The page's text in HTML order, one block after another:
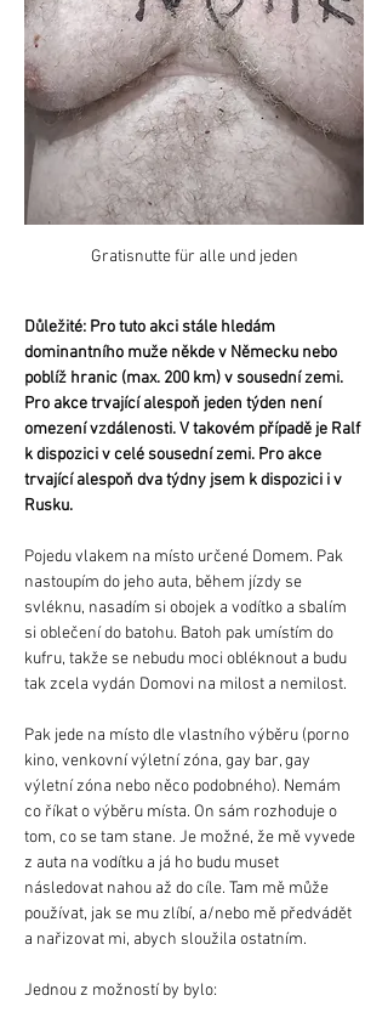
Gratisnutte für alle und jeden
Důležité: Pro tuto akci stále hledám
dominantního muže někde v Německu nebo
poblíž hranic (max. 200 km) v sousední zemi.
Pro akce trvající alespoň jeden týden není
omezení vzdálenosti. V takovém případě je Ralf
k dispozici v celé sousední zemi. Pro akce
trvající alespoň dva týdny jsem k dispozici i v
Rusku.
Pojedu vlakem na místo určené Domem. Pak
nastoupím do jeho auta, během jízdy se
svléknu, nasadím si obojek a vodítko a sbalím
si oblečení do batohu. Batoh pak umístím do
kufru, takže se nebudu moci obléknout a budu
tak zcela vydán Domovi na milost a nemilost.
Pak jede na místo dle vlastního výběru (porno
kino, venkovní výletní zóna, gay bar, gay
výletní zóna nebo něco podobného). Nemám
co říkat o výběru místa. On sám rozhoduje o
tom, co se tam stane. Je možné, že mě vyvede
z auta na vodítku a já ho budu muset
následovat nahou až do cíle. Tam mě může
používat, jak se mu zlíbí, a/nebo mě předvádět
a nařizovat mi, abych sloužila ostatním.
Jednou z možností by bylo: